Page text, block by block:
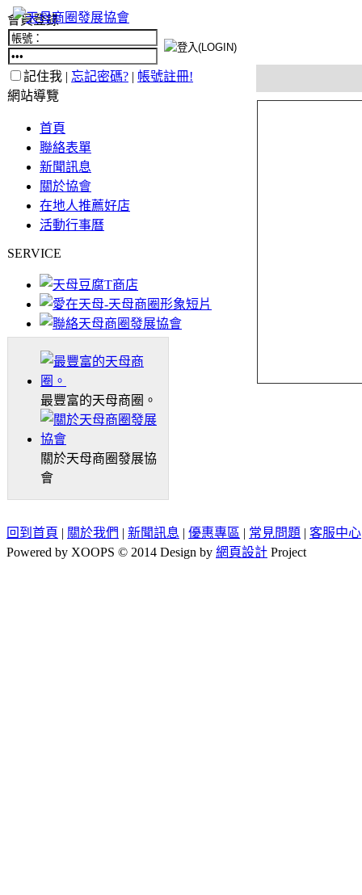
會員登錄
記住我 | 忘記密碼? | 帳號註冊!
網站導覽
首頁
聯絡表單
新聞訊息
關於協會
在地人推薦好店
活動行事曆
SERVICE
最豐富的天母商圈。
關於天母商圈發展協
會
回到首頁 | 關於我們 | 新聞訊息 | 優惠專區 | 常見問題 | 客服中心
Powered by XOOPS © 2014 Design by 網頁設計 Project